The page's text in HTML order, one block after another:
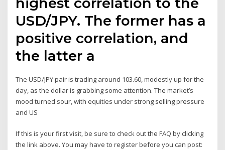
USD/JPY. The former has a
positive correlation, and
the latter a
The USD/JPY pair is trading around 103.60, modestly up for the
day, as the dollar is grabbing some attention. The market’s
mood turned sour, with equities under strong selling pressure
and US
If this is your first visit, be sure to check out the FAQ by clicking
the link above. You may have to register before you can post: